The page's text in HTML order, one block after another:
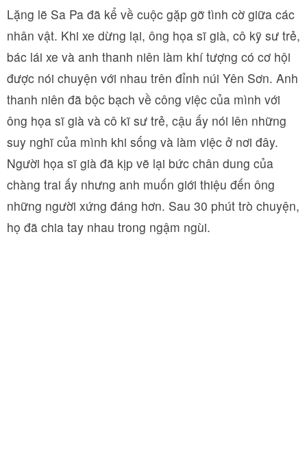
Lặng lẽ Sa Pa đã kể về cuộc gặp gỡ tình cờ giữa các
nhân vật. Khi xe dừng lại, ông họa sĩ già, cô kỹ sư trẻ,
bác lái xe và anh thanh niên làm khí tượng có cơ hội
được nói chuyện với nhau trên đỉnh núi Yên Sơn. Anh
thanh niên đã bộc bạch về công việc của mình với
ông họa sĩ già và cô kĩ sư trẻ, cậu ấy nói lên những
suy nghĩ của mình khi sống và làm việc ở nơi đây.
Người họa sĩ già đã kịp vẽ lại bức chân dung của
chàng trai ấy nhưng anh muốn giới thiệu đến ông
những người xứng đáng hơn. Sau 30 phút trò chuyện,
họ đã chia tay nhau trong ngậm ngùi.